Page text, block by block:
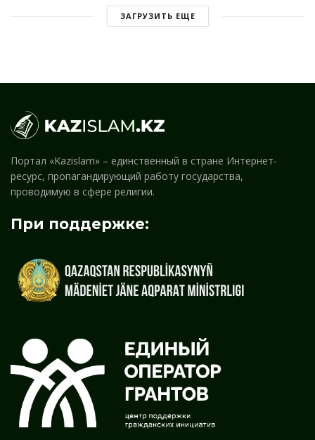
ЗАГРУЗИТЬ ЕЩЕ
Портал «Kazislam» – единственный в стране Интернет-
ресурс, пропагандирующий работу государства,
проводимую в сфере религии.
При поддержке: